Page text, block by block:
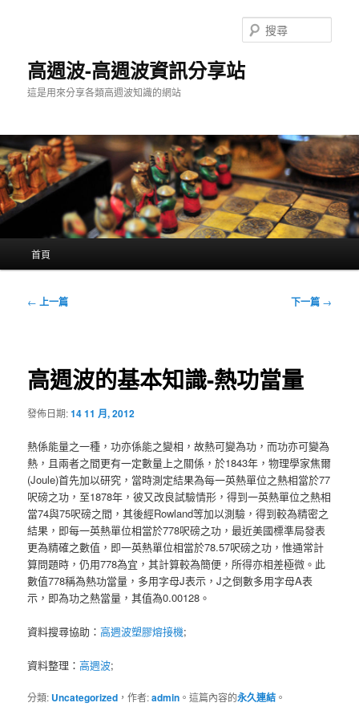
高週波-高週波資訊分享站
這是用來分享各類高週波知識的網站
尋
首頁
文
← 上一篇 下一篇 →
高週波的基本知識-熱功當量
發佈日期:14 11 月, 2012
熱係能量之一種，功亦係能之變相，故熱可變為功，而功亦可變為
熱，且兩者之間更有一定數量上之關係，於1843年，物理學家焦爾
(Joule)首先加以研究，當時測定結果為每一英熱單位之熱相當於77
呎磅之功，至1878年，彼又改良試驗情形，得到一英熱單位之熱相
當74與75呎磅之間，其後經Rowland等加以測驗，得到較為精密之
結果，即每一英熱單位相當於778呎磅之功，最近美國標準局發表
更為精確之數值，即一英熱單位相當於78.57呎磅之功，惟通常計
算問題時，仍用778為宜，其計算較為簡便，所得亦相差極微。此
數值778稱為熱功當量，多用字母J表示，J之倒數多用字母A表
示，即為功之熱當量，其值為0.00128。
資料搜尋協助：高週波塑膠熔接機;
資料整理：高週波;
分類: Uncategorized ，作者:admin 。這篇內容的永久連結 。